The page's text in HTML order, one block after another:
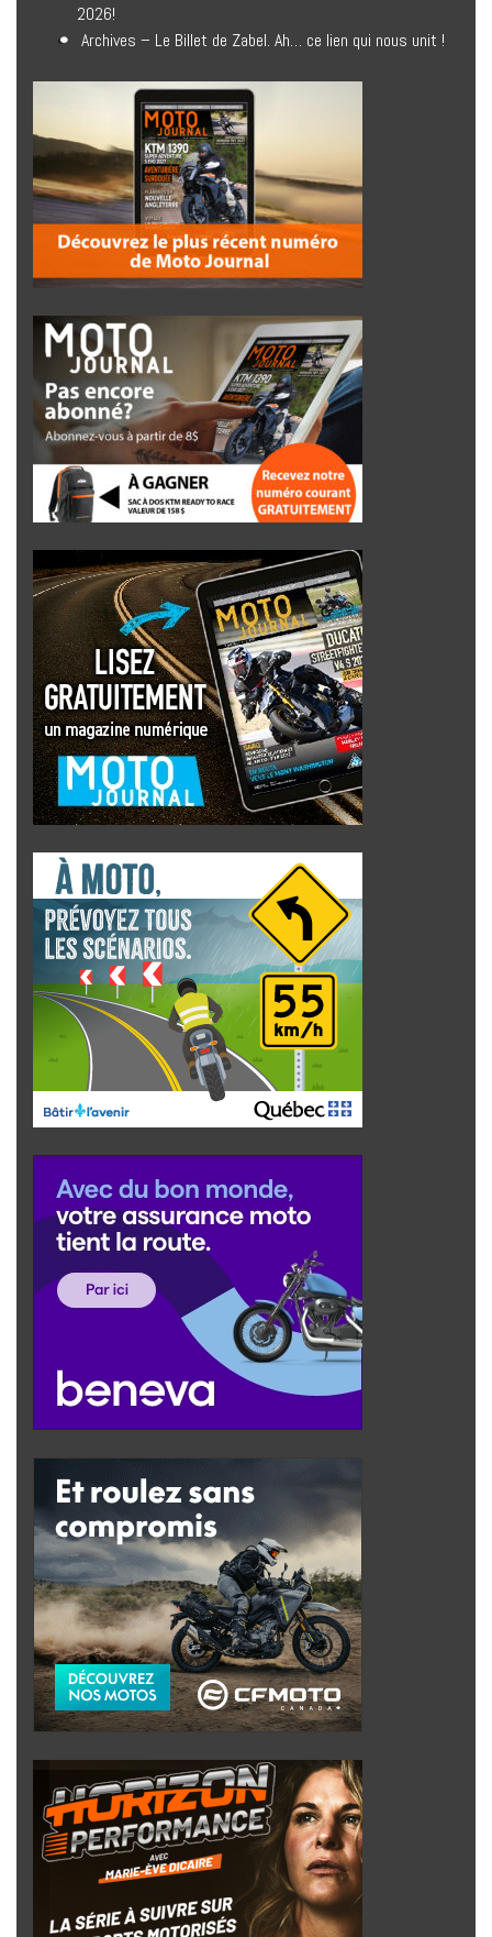
2026!
Archives – Le Billet de Zabel. Ah… ce lien qui nous unit !